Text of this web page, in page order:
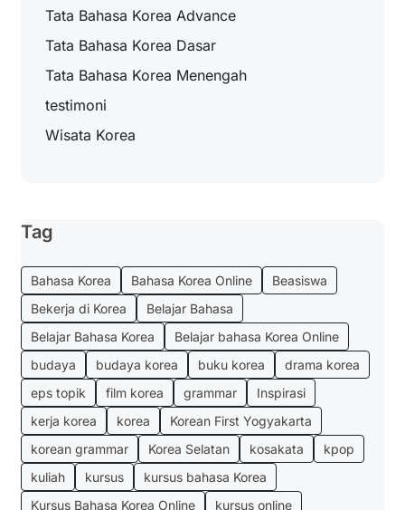
Tata Bahasa Korea Advance
Tata Bahasa Korea Dasar
Tata Bahasa Korea Menengah
testimoni
Wisata Korea
Tag
Bahasa Korea Bahasa Korea Online
Beasiswa
Bekerja di Korea
Belajar Bahasa
Belajar Bahasa Korea
Belajar bahasa Korea Online
budaya
budaya korea buku korea
drama korea
eps topik
film korea grammar
Inspirasi
kerja korea
korea
Korean First Yogyakarta
korean grammar
Korea Selatan kosakata
kpop
kuliah
kursus
kursus bahasa Korea
Kursus Bahasa Korea Online
kursus online